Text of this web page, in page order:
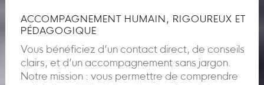
ACCOMPAGNEMENT HUMAIN, RIGOUREUX ET
PÉDAGOGIQUE
Vous bénéficiez d’un contact direct, de conseils
clairs, et d’un accompagnement sans jargon.
Notre mission : vous permettre de comprendre